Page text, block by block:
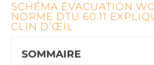
SCHÉMA ÉVACUATION
NORME DTU 60.11
CLIN D’ŒIL
SOMMAIRE